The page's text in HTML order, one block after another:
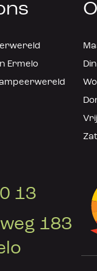
Ermelo
13
183